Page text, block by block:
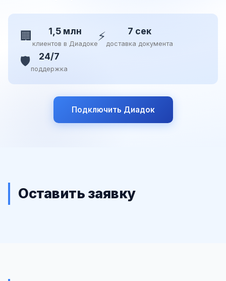
🏢 1,5 млн
клиентов в Диадоке⚡ 7 сек
доставка документа
🛡️ 24/7
поддержка
Подключить Диадок
Оставить заявку